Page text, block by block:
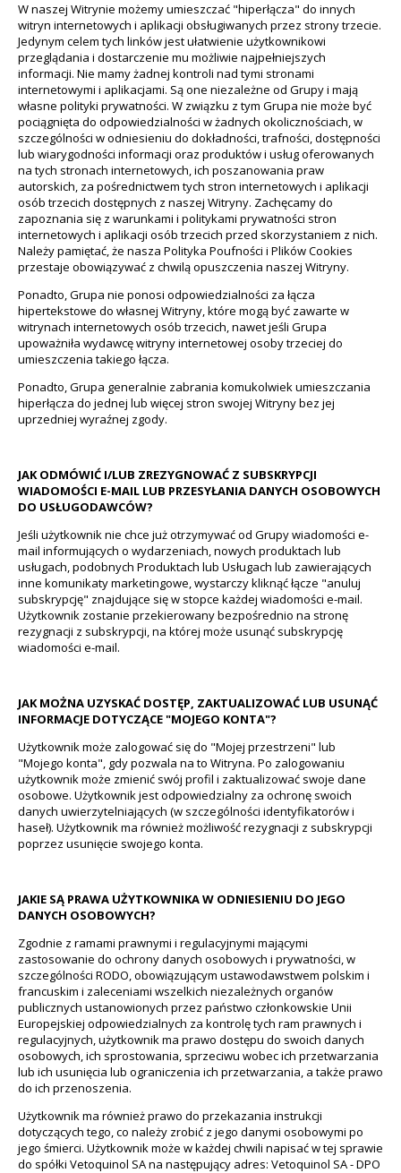
W naszej Witrynie możemy umieszczać "hiperłącza" do innych
witryn internetowych i aplikacji obsługiwanych przez strony trzecie.
Jedynym celem tych linków jest ułatwienie użytkownikowi
przeglądania i dostarczenie mu możliwie najpełniejszych
informacji. Nie mamy żadnej kontroli nad tymi stronami
internetowymi i aplikacjami. Są one niezależne od Grupy i mają
własne polityki prywatności. W związku z tym Grupa nie może być
pociągnięta do odpowiedzialności w żadnych okolicznościach, w
szczególności w odniesieniu do dokładności, trafności, dostępności
lub wiarygodności informacji oraz produktów i usług oferowanych
na tych stronach internetowych, ich poszanowania praw
autorskich, za pośrednictwem tych stron internetowych i aplikacji
osób trzecich dostępnych z naszej Witryny. Zachęcamy do
zapoznania się z warunkami i politykami prywatności stron
internetowych i aplikacji osób trzecich przed skorzystaniem z nich.
Należy pamiętać, że nasza Polityka Poufności i Plików Cookies
przestaje obowiązywać z chwilą opuszczenia naszej Witryny.
Ponadto, Grupa nie ponosi odpowiedzialności za łącza
hipertekstowe do własnej Witryny, które mogą być zawarte w
witrynach internetowych osób trzecich, nawet jeśli Grupa
upoważniła wydawcę witryny internetowej osoby trzeciej do
umieszczenia takiego łącza.
Ponadto, Grupa generalnie zabrania komukolwiek umieszczania
hiperłącza do jednej lub więcej stron swojej Witryny bez jej
uprzedniej wyraźnej zgody.
JAK ODMÓWIĆ I/LUB ZREZYGNOWAĆ Z SUBSKRYPCJI
WIADOMOŚCI E-MAIL LUB PRZESYŁANIA DANYCH OSOBOWYCH
DO USŁUGODAWCÓW?
Jeśli użytkownik nie chce już otrzymywać od Grupy wiadomości e-
mail informujących o wydarzeniach, nowych produktach lub
usługach, podobnych Produktach lub Usługach lub zawierających
inne komunikaty marketingowe, wystarczy kliknąć łącze "anuluj
subskrypcję" znajdujące się w stopce każdej wiadomości e-mail.
Użytkownik zostanie przekierowany bezpośrednio na stronę
rezygnacji z subskrypcji, na której może usunąć subskrypcję
wiadomości e-mail.
JAK MOŻNA UZYSKAĆ DOSTĘP, ZAKTUALIZOWAĆ LUB USUNĄĆ
INFORMACJE DOTYCZĄCE "MOJEGO KONTA"?
Użytkownik może zalogować się do "Mojej przestrzeni" lub
"Mojego konta", gdy pozwala na to Witryna. Po zalogowaniu
użytkownik może zmienić swój profil i zaktualizować swoje dane
osobowe. Użytkownik jest odpowiedzialny za ochronę swoich
danych uwierzytelniających (w szczególności identyfikatorów i
haseł). Użytkownik ma również możliwość rezygnacji z subskrypcji
poprzez usunięcie swojego konta.
JAKIE SĄ PRAWA UŻYTKOWNIKA W ODNIESIENIU DO JEGO
DANYCH OSOBOWYCH?
Zgodnie z ramami prawnymi i regulacyjnymi mającymi
zastosowanie do ochrony danych osobowych i prywatności, w
szczególności RODO, obowiązującym ustawodawstwem polskim i
francuskim i zaleceniami wszelkich niezależnych organów
publicznych ustanowionych przez państwo członkowskie Unii
Europejskiej odpowiedzialnych za kontrolę tych ram prawnych i
regulacyjnych, użytkownik ma prawo dostępu do swoich danych
osobowych, ich sprostowania, sprzeciwu wobec ich przetwarzania
lub ich usunięcia lub ograniczenia ich przetwarzania, a także prawo
do ich przenoszenia.
Użytkownik ma również prawo do przekazania instrukcji
dotyczących tego, co należy zrobić z jego danymi osobowymi po
jego śmierci. Użytkownik może w każdej chwili napisać w tej sprawie
do spółki Vetoquinol SA na następujący adres: Vetoquinol SA - DPO